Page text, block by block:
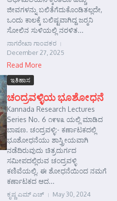
ಜೀವಗಳನ್ನು ಬಲಿತೆಗೆದುಕೊಂಡಿತಲ್ಲದೇ,
ಒಂದು ಕಾಲಕ್ಕೆ ಬಲಿಷ್ಟವಾಗಿದ್ದ ಜರ್‍ಮನಿ
ಸೋಲಿನ ಸುಳಿಯಲ್ಲಿ ನರಳಿತ...
ನಾಗರೇಖಾ ಗಾಂವಕರ
December 27, 2025
Read More
ಇತಿಹಾಸ
ಚಂದ್ರವಳ್ಳಿಯ ಭೂಶೋಧನೆ
Kannada Research Lectures
Series No. 6 ೧೯೪೩ ಯಲ್ಲಿ ಮಾಡಿದ
ಬಾಷಣ. ಚಂದ್ರವಳ್ಳಿ:- ಕರ್ಣಾಟಕದಲ್ಲಿ
ಭೂಶೋಧನೆಯು ಶಾಸ್ತ್ರೀಯವಾಗಿ
ನಡೆದಿರುವುದು ಚಿತ್ರದುರ್ಗದ
ಸಮೀಪದಲ್ಲಿರುವ ಚಂದ್ರವಳ್ಳಿ
ಕಣಿವೆಯಲ್ಲಿ. ಈ ಶೋಧನೆಯಿಂದ ನಮಗೆ
ಕರ್ಣಾಟಕದ ಆದ...
ಕೃಷ್ಣ ಎಮ್ ಎಚ್ May 30, 2024